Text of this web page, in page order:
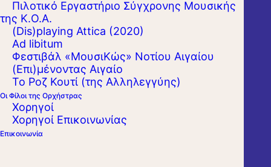
Πιλοτικό Εργαστήριο Σύγχρονης Μουσικής
της Κ.Ο.Α.
(Dis)playing Attica (2020)
Ad libitum
Φεστιβάλ «ΜουσιΚώς» Νοτίου Αιγαίου
(Επι)μένοντας Αιγαίο
Το Ροζ Κουτί (της Αλληλεγγύης)
Οι Φίλοι της Ορχήστρας
Χορηγοί
Χορηγοί Επικοινωνίας
Επικοινωνία